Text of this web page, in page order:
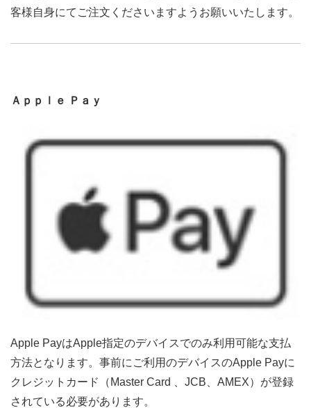
客様自身にてご注文くださいますようお願いいたします。
Ａｐｐｌｅ Ｐａｙ
Apple PayはApple指定のデバイスでのみ利用可能な支払
方法となります。事前にご利用のデバイスのApple Payに
クレジットカード（Master Card 、JCB、AMEX）が登録
されている必要があります。